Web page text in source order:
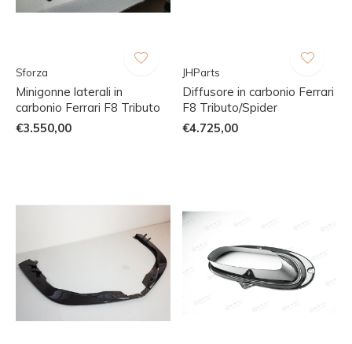
Sforza
Minigonne laterali in
carbonio Ferrari F8 Tributo
€3.550,00
JHParts
Diffusore in carbonio Ferrari
F8 Tributo/Spider
€4.725,00